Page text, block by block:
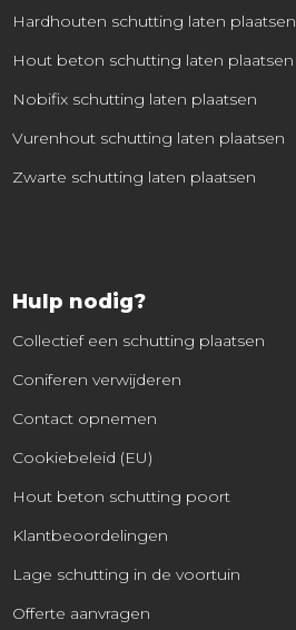
Hardhouten schutting laten plaatsen
Hout beton schutting laten plaatsen
Nobifix schutting laten plaatsen
Vurenhout schutting laten plaatsen
Zwarte schutting laten plaatsen
Hulp nodig?
Collectief een schutting plaatsen
Coniferen verwijderen
Contact opnemen
Cookiebeleid (EU)
Hout beton schutting poort
Klantbeoordelingen
Lage schutting in de voortuin
Offerte aanvragen